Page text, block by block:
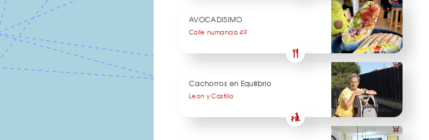
AVOCADISIMO
Calle numancia 49
Cachorros en Equilibrio
Leon y Castillo